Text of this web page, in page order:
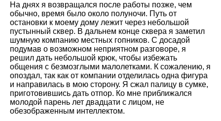
На днях я возвращался после работы позже, чем
обычно, время было около полуночи. Путь от
остановки к моему дому лежит через небольшой
пустынный сквер. В дальнем конце сквера я заметил
шумную компанию местных гопников. С досадой
подумав о возможном неприятном разговоре, я
решил дать небольшой крюк, чтобы избежать
общения с безмозглыми малолетками. К сожалению, я
опоздал, так как от компании отделилась одна фигура
и направилась в мою сторону. Я сжал палицу в сумке,
приготовившись дать отпор. Ко мне приближался
молодой парень лет двадцати с лицом, не
обезображенным интеллектом.